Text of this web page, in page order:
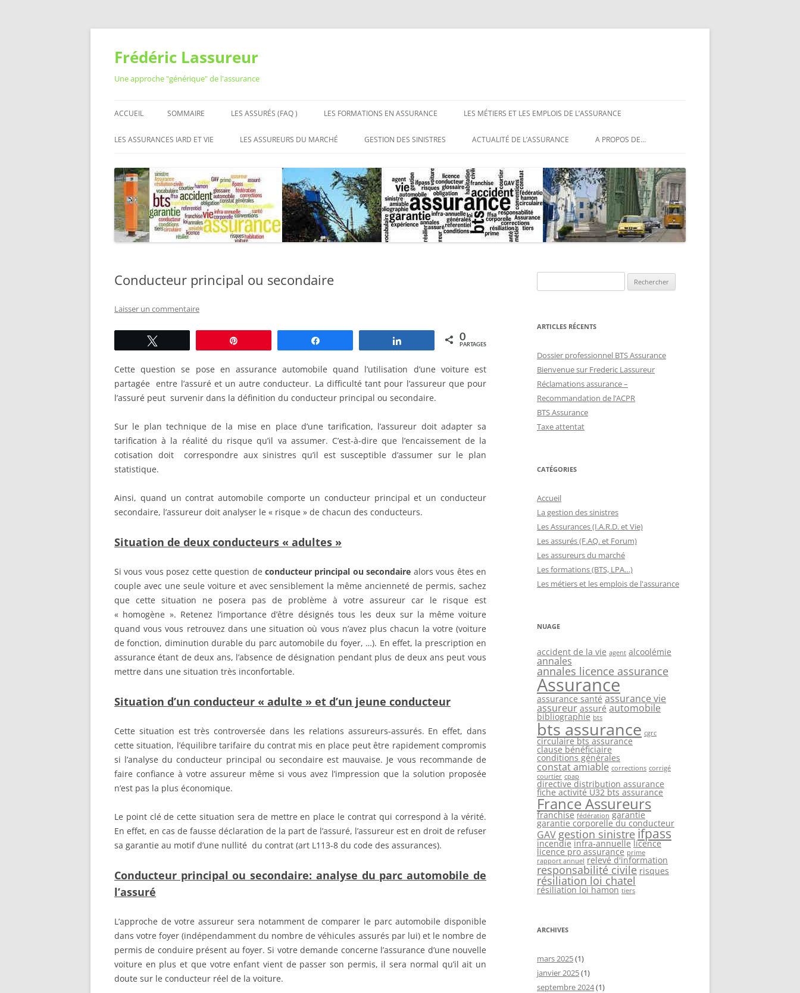
Aller
contenu
Frédéric Lassureur
Une approche "générique" de l'assurance
ACCUEIL SOMMAIRE LES ASSURÉS (FAQ )
RÉSILIER LES ASSURANCES
ASSURANCE
LES FORMATIONS EN ASSURANCE
BTS ASSURANCE BAC + 2
ASSURANCE BAC + 3
MASTERS ASSURANCE BAC + 5
LES MÉTIERS ET LES EMPLOIS DE L’ASSURANCE
LES MÉTIERS DE L’ASSURANCE
LES ASSURANCES IARD ET VIE
ASSURANCE HABITATION
MUTUELLE SANTÉ
ASSURANCE VIE
ASSURANCE PROFESSIONNELLE
LES ASSUREURS DU MARCHÉ
L’ASSURANCE
LES ORGANISATIONS
PROFESSIONNELLES DE
L’ASSURANCE
GESTION DES SINISTRES ACTUALITÉ DE L’ASSURANCE A PROPOS DE…
Conducteur principal ou secondaire
Laisser un commentaire
0
PARTAGES
Cette question se pose en assurance automobile quand l’utilisation d’une voiture est
partagée entre l’assuré et un autre conducteur. La difficulté tant pour l’assureur que pour
l’assuré peut survenir dans la définition du conducteur principal ou secondaire.
Sur le plan technique de la mise en place d’une tarification, l’assureur doit adapter sa
tarification à la réalité du risque qu’il va assumer. C’est-à-dire que l’encaissement de la
cotisation doit correspondre aux sinistres qu’il est susceptible d’assumer sur le plan
statistique.
Ainsi, quand un contrat automobile comporte un conducteur principal et un conducteur
secondaire, l’assureur doit analyser le « risque » de chacun des conducteurs.
Situation de deux conducteurs « adultes »
Si vous vous posez cette question de conducteur principal ou secondaire alors vous êtes en
couple avec une seule voiture et avec sensiblement la même ancienneté de permis, sachez
que cette situation ne posera pas de problème à votre assureur car le risque est
« homogène ». Retenez l’importance d’être désignés tous les deux sur la même voiture
quand vous vous retrouvez dans une situation où vous n’avez plus chacun la votre (voiture
de fonction, diminution durable du parc automobile du foyer, …). En effet, la prescription en
assurance étant de deux ans, l’absence de désignation pendant plus de deux ans peut vous
mettre dans une situation très inconfortable.
Situation d’un conducteur « adulte » et d’un jeune conducteur
Cette situation est très controversée dans les relations assureurs-assurés. En effet, dans
cette situation, l’équilibre tarifaire du contrat mis en place peut être rapidement compromis
si l’analyse du conducteur principal ou secondaire est mauvaise. Je vous recommande de
faire confiance à votre assureur même si vous avez l’impression que la solution proposée
n’est pas la plus économique.
Le point clé de cette situation sera de mettre en place le contrat qui correspond à la vérité.
En effet, en cas de fausse déclaration de la part de l’assuré, l’assureur est en droit de refuser
sa garantie au motif d’une nullité du contrat (art L113-8 du code des assurances).
Conducteur principal ou secondaire: analyse du parc automobile de
l’assuré
L’approche de votre assureur sera notamment de comparer le parc automobile disponible
dans votre foyer (indépendamment du nombre de véhicules assurés par lui) et le nombre de
permis de conduire présent au foyer. Si votre demande concerne l’assurance d’une nouvelle
voiture en plus et que votre enfant vient de passer son permis, il sera normal qu’il ait un
doute sur le conducteur réel de la voiture.
ARTICLES RÉCENTS
Dossier professionnel BTS Assurance
Bienvenue sur Frederic Lassureur
Réclamations assurance –
Recommandation de l’ACPR
BTS Assurance
Taxe attentat
CATÉGORIES
Accueil
La gestion des sinistres
Les Assurances (I.A.R.D. et Vie)
Les assurés (F.AQ. et Forum)
Les assureurs du marché
Les formations (BTS, LPA…)
Les métiers et les emplois de l'assurance
NUAGE
accident de la vie agent alcoolémie
annales
annales licence assurance
Assurance
assurance santé assurance vie
assureur assuré automobile
bibliographie bts
bts assurance cgrc
circulaire bts assurance
clause bénéficiaire
conditions générales
constat amiable corrections corrigé
courtier cpap
directive distribution assurance
fiche activité U32 bts assurance
France Assureurs
franchise fédération garantie
garantie corporelle du conducteur
GAV gestion sinistre ifpass
incendie infra-annuelle licence
licence pro assurance prime
rapport annuel relevé d'information
responsabilité civile risques
résiliation loi chatel
résiliation loi hamon tiers
ARCHIVES
mars 2025(1)
janvier 2025(1)
septembre 2024(1)